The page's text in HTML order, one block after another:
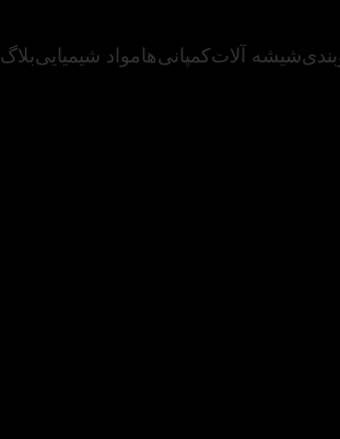
شیشه آلاتکمپانی‌ها مواد شیمیاییبلاگ